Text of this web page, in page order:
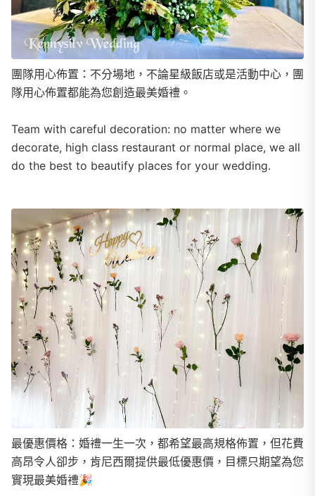
團隊用心佈置：不分場地，不論星級飯店或是活動中心，團
隊用心佈置都能為您創造最美婚禮。
Team with careful decoration: no matter where we
decorate, high class restaurant or normal place, we all
最優惠價格：婚禮一生一次，都希望最高規格佈置，但花費
高昂令人卻步，肯尼西爾提供最低優惠價，目標只期望為您
實現最美婚禮🎉